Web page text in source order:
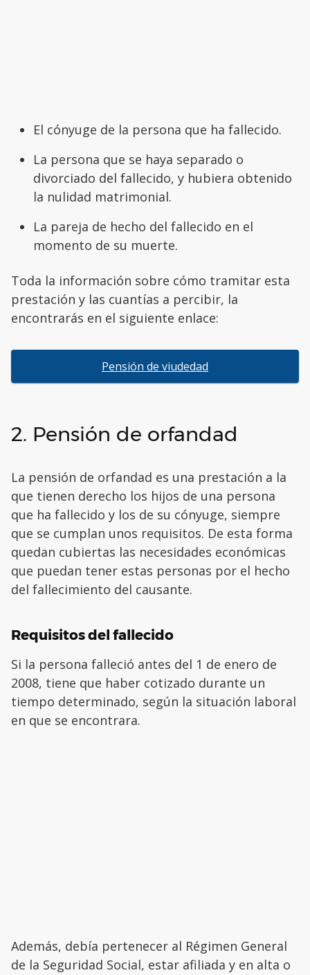
El cónyuge de la persona que ha fallecido.
La persona que se haya separado o
divorciado del fallecido, y hubiera obtenido
la nulidad matrimonial.
La pareja de hecho del fallecido en el
momento de su muerte.
Toda la información sobre cómo tramitar esta
prestación y las cuantías a percibir, la
encontrarás en el siguiente enlace:
Pensión de viudedad
2. Pensión de orfandad
La pensión de orfandad es una prestación a la
que tienen derecho los hijos de una persona
que ha fallecido y los de su cónyuge, siempre
que se cumplan unos requisitos. De esta forma
quedan cubiertas las necesidades económicas
que puedan tener estas personas por el hecho
del fallecimiento del causante.
Requisitos del fallecido
Si la persona falleció antes del 1 de enero de
2008, tiene que haber cotizado durante un
tiempo determinado, según la situación laboral
en que se encontrara.
Además, debía pertenecer al Régimen General
de la Seguridad Social, estar afiliada y en alta o